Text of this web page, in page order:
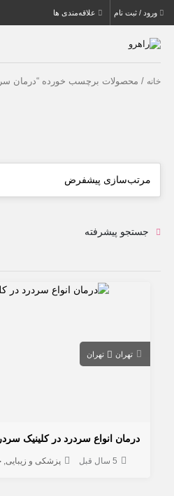
ورود / ثبت نام علاقه‌مندی ها
خانه / محصولات برچسب خورده “درمان
جستجو پیشرفته
تهران تهران
درمان انواع سردرد در کلینیک
5 سال قبل پزشکی و زیبایی